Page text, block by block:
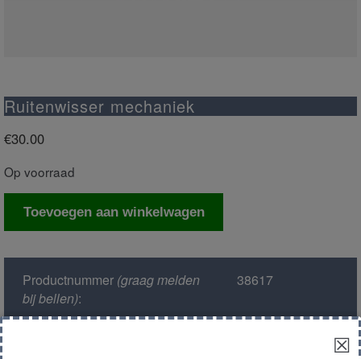
Ruitenwisser mechaniek
€30.00
Op voorraad
Ruitenwisser
Toevoegen aan winkelwagen
Productnummer(graag melden
bij bellen):
38617
☒